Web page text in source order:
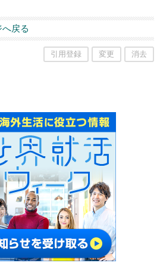
戻る
引用登録 変更 消去